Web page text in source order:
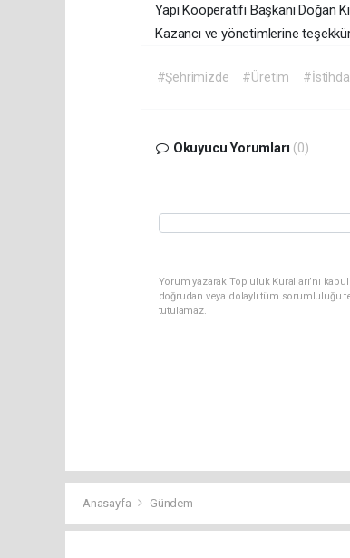
Yapı Kooperatifi Başkanı Doğan
Kazancı ve yönetimlerine
#Şehrimizde #Üretim
Okuyucu Yorumları (0)
Yorum yazarak Topluluk Kuralları’nı
doğrudan veya dolaylı tüm sorumluluğu
tutulamaz.
Anasayfa Gündem